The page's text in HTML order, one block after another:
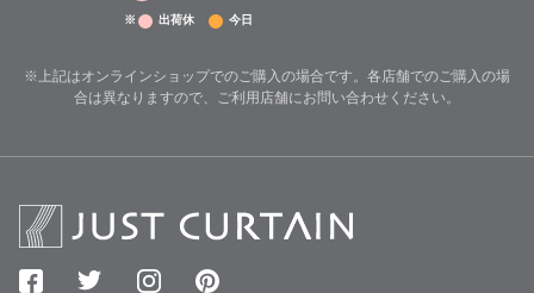
※ 出荷休 今日
※上記はオンラインショップでのご購入の場合です。各店舗でのご購入の場
合は異なりますので、ご利用店舗にお問い合わせください。